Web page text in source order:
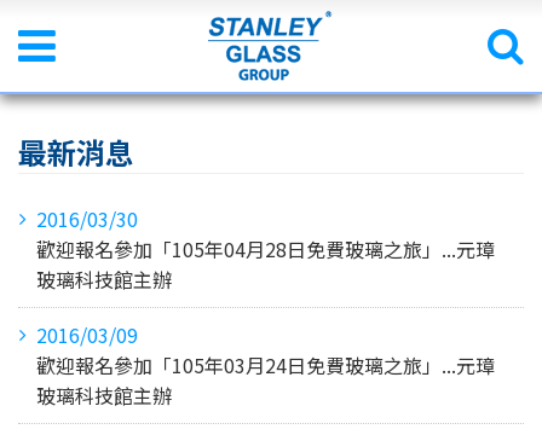
最新消息
2016/03/30
歡迎報名參加「105年04月28日免費玻璃之旅」...元璋
玻璃科技館主辦
2016/03/09
歡迎報名參加「105年03月24日免費玻璃之旅」...元璋
玻璃科技館主辦